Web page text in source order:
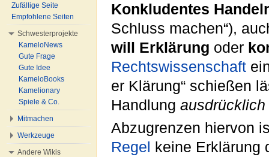
Konkludentes
Schluss machen“),
will Erklärung oder
Rechtswissenschaft
er Klärung“ schießen
Handlung ausdrücklich
Abzugrenzen hiervon
Regel
keine Erklärung
Zufällige Seite
Empfohlene Seiten
Schwesterprojekte
KameloNews
Gute Frage
Gute Idee
KameloBooks
Kamelionary
Spiele & Co.
Mitmachen
Werkzeuge
Andere Wikis